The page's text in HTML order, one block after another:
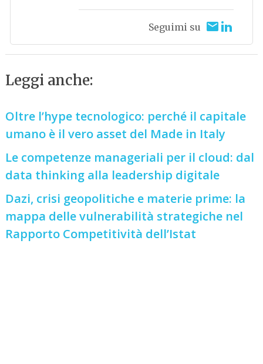
Seguimi su
Leggi anche:
Oltre l’hype tecnologico: perché il capitale
umano è il vero asset del Made in Italy
Le competenze manageriali per il cloud: dal
data thinking alla leadership digitale
Dazi, crisi geopolitiche e materie prime: la
mappa delle vulnerabilità strategiche nel
Rapporto Competitività dell’Istat